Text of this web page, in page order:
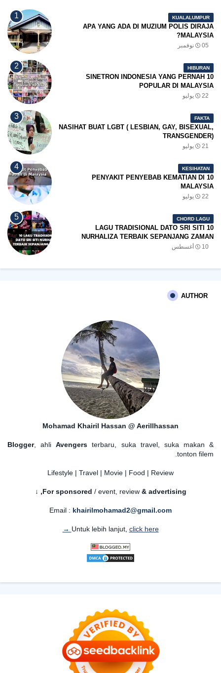
KUALALUMPUR
APA YANG ADA DI MUZIUM POLIS DIRAJA
MALAYSIA?
05 نوفمبر
HIBURAN
10 SINETRON INDONESIA YANG PERNAH
POPULAR DI MALAYSIA
22 يوليو
FAKTA
NASIHAT BUAT LGBT ( LESBIAN, GAY, BISEXUAL,
TRANSGENDER)
21 يوليو
KESIHATAN
10 PENYAKIT PENYEBAB KEMATIAN DI
MALAYSIA
22 يوليو
CHORD LAGU
10 LAGU TRADISIONAL DATO SRI SITI
NURHALIZA TERBAIK SEPANJANG ZAMAN
10 أغسطس
AUTHOR
Mohamad Khairil Hassan @ Aerillhassan
Blogger, ahliAvengers terbaru, suka travel, suka makan &
tonton filem.
Lifestyle | Travel | Movie | Food | Review
For sponsored / event, review & advertising,
↓
Email : khairilmohamad2@gmail.com
Untuk lebih lanjut, click here →